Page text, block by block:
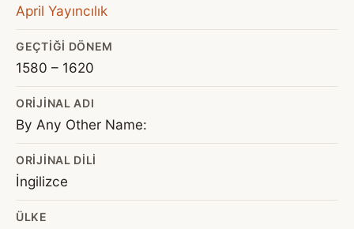
April Yayıncılık
GEÇTIĞI DÖNEM
1580 – 1620
ORIJINAL ADI
By Any Other Name:
ORIJINAL DILI
İngilizce
ÜLKE